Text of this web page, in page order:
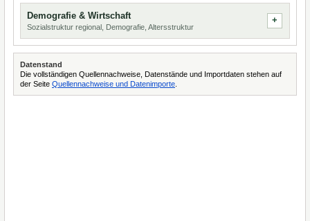
Demografie & Wirtschaft
Sozialstruktur regional, Demografie, Altersstruktur
Datenstand
Die vollständigen Quellennachweise, Datenstände und Importdaten stehen auf
der Seite Quellennachweise und Datenimporte